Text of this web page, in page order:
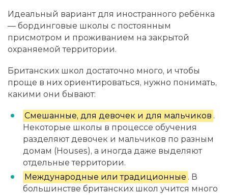
Идеальный вариант для иностранного ребёнка
— бординговые школы с постоянным
присмотром и проживанием на закрытой
охраняемой территории.
Британских школ достаточно много, и чтобы
проще в них ориентироваться, нужно понимать,
какими они бывают:
Смешанные, для девочек и для мальчиков .
Некоторые школы в процессе обучения
разделяют девочек и мальчиков по разным
домам (Houses), а иногда даже выделяют
отдельные территории.
Международные или традиционные . В
большинстве британских школ учится много